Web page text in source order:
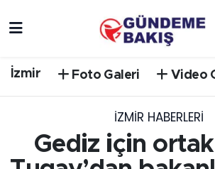
İzmir Foto Galeri Video
İZMIR HABERLERI
Gediz için ortak
EGE
Trafik Durumu
Süper Lig Puan Durumu ve